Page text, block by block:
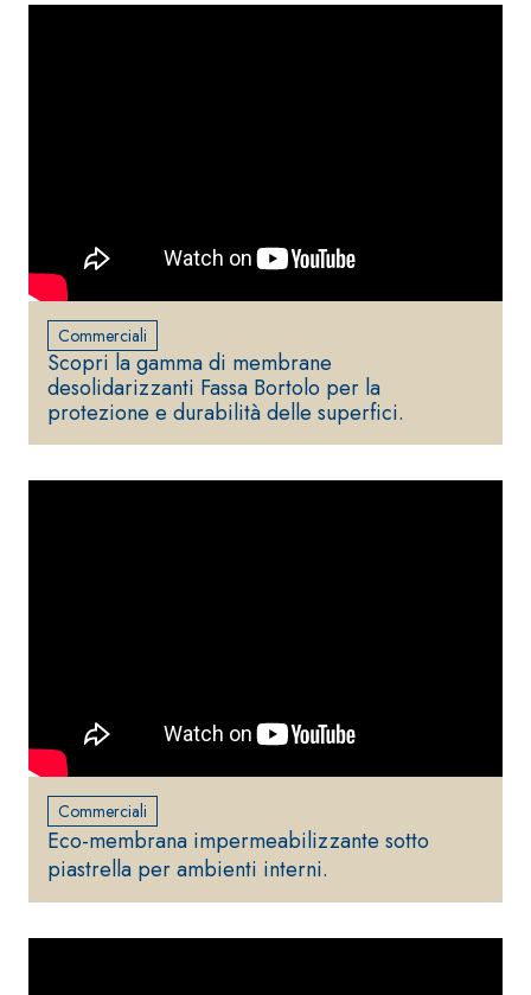
Commerciali
Scopri la gamma di membrane
desolidarizzanti Fassa Bortolo per la
protezione e durabilità delle superfici.
Commerciali
Eco-membrana impermeabilizzante sotto
piastrella per ambienti interni.